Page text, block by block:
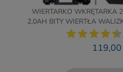
WIERTARKO WKRĘTARKA
2,0AH BITY WIERTŁA
BT-CD-
119,00